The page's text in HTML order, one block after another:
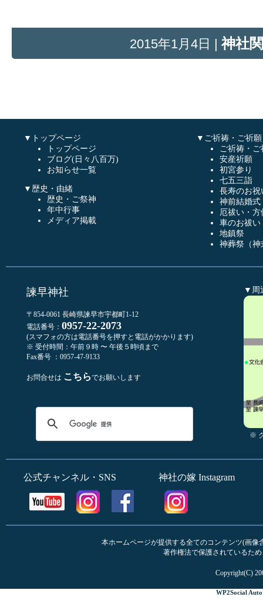
2015年1月4日 |神社
▼トップページ
トップページ
ブログ(日々八百万)
お知らせ一覧
▼歴史・由緒
歴史・ご祭神
年中行事
メディア掲載
▼ご祈祷・ご祈願
ご祈祷・ご
安産祈願
初宮参り
七五三詣
長寿のお祝
神前結婚式
厄祓い・方
車のお祓い
地鎮祭
神葬祭（神
諫早神社
〒854-0061 長崎県諫早市宇都町1-12
電話番号： 0957-22-2073
(スマフォの方は電話番号を押すと電話がかかります)
※ 受付時間：午前９時 〜 午後５時頃まで
Fax番号 ：0957-47-9133
お問合せは こちらでお願いします
▼周
※
公式チャンネル・SNS 神社の嫁 Instagram
本ホームページが提供する全てのコンテンツ(画
著作権法で保護されているた
Copyright(C)
WP2Social